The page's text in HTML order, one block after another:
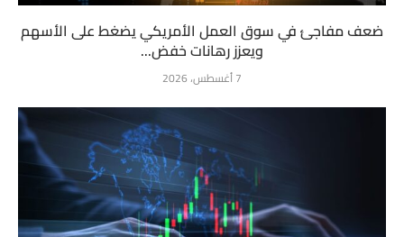
ضعف مفاجئ في سوق العمل الأمريكي يضغط على الأسهم
ويعزز رهانات خفض...
7 أغسطس، 2026